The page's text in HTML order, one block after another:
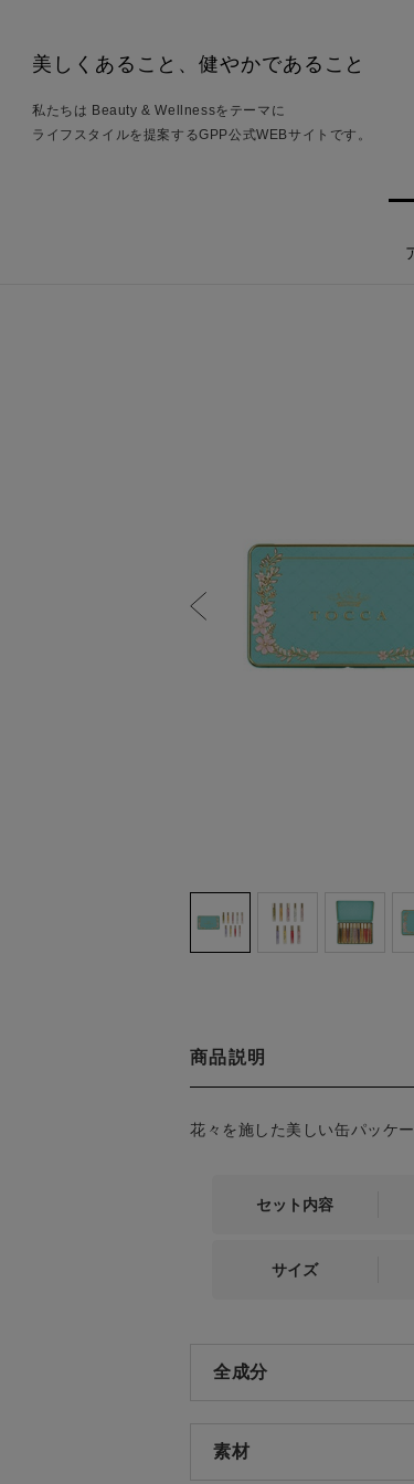
美しくあること、健やかであること
私たちは Beauty & Wellnessをテーマに
ライフスタイルを提案するGPP公式WEBサイトです。
商品説明
花々を施した美しい缶パッケ
セット内容
サイズ
全成分
素材